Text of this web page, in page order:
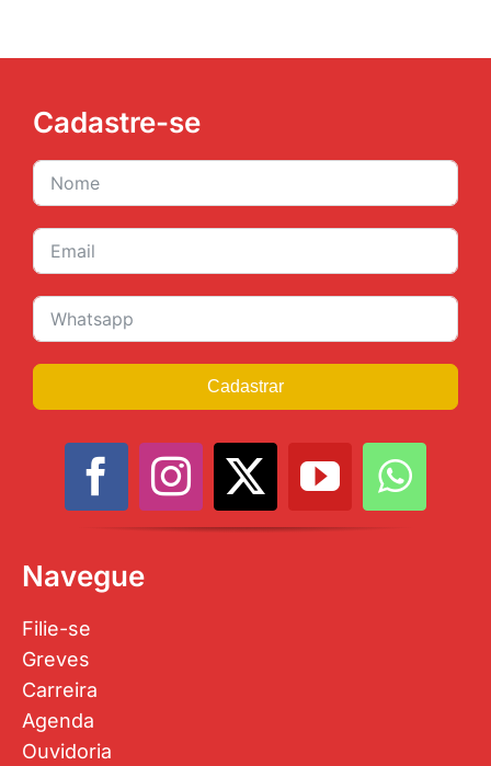
Cadastre-se
Cadastrar
Navegue
Filie-se
Greves
Carreira
Agenda
Ouvidoria